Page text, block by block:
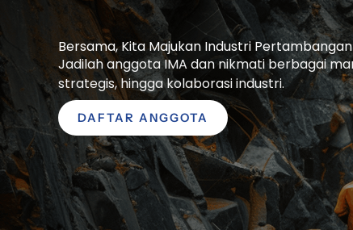
Bersama, Kita Majukan Industri
Jadilah anggota IMA dan nikmati berbagai
strategis, hingga kolaborasi industri.
DAFTAR ANGGOTA